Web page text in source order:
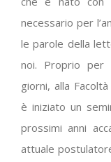
necessario per
le parole della
noi. Proprio per
giorni, alla
è iniziato un
prossimi anni
attuale